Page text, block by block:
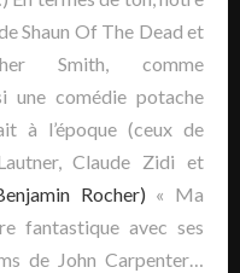
Shaun Of The Dead et
Smith, comme
une comédie potache
à l’époque (ceux de
Claude Zidi et
Rocher) « Ma
fantastique avec ses
de John Carpenter…